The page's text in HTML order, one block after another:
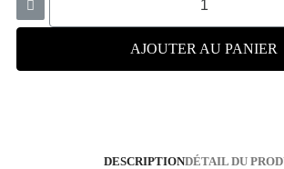
AJOUTER AU PANIER
DESCRIPTIONDÉTAIL DU